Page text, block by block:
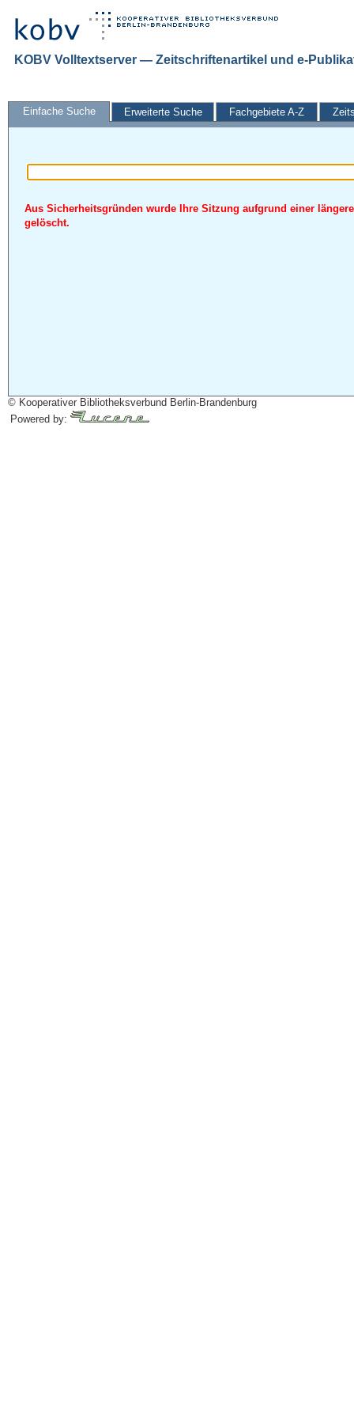
KOBV Volltextserver — Zeitschriftenartikel und e-
Einfache Suche Erweiterte Suche Fachgebiete A-Z
Aus Sicherheitsgründen wurde Ihre Sitzung aufgrund einer
gelöscht.
© Kooperativer Bibliotheksverbund Berlin-Brandenburg
Powered by: